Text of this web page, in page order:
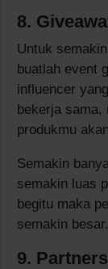
8.
Untuk
buatlah event
influencer
bekerja sama,
produkmu
Semakin
semakin luas
begitu maka
semakin besar.
9.